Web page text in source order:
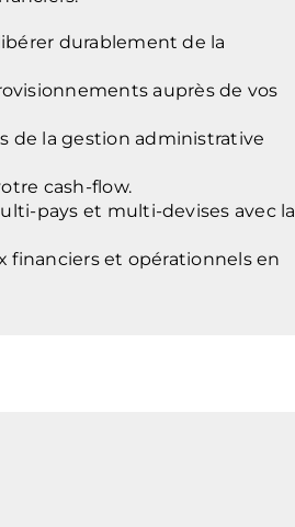
durablement de la
auprès de vos
de la gestion administrative
cash-flow.
pays et multi-devises avec la
et opérationnels en